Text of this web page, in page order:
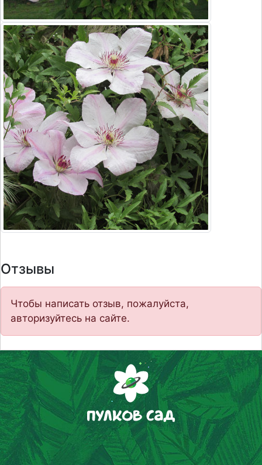
Отзывы
Чтобы написать отзыв, пожалуйста,
авторизуйтесь на сайте.